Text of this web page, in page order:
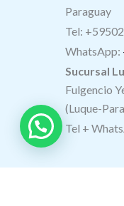
Paraguay
Tel:
WhatsApp:
Sucursal
Fulgencio
(Luque-
Tel +